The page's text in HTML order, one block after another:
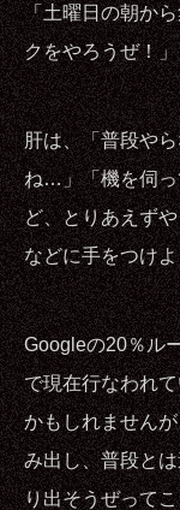
「土曜日の朝か
クをやろうぜ！
肝は、「普段や
ね…」「機を伺っ
ど、とりあえず
などに手をつけ
Googleの20％ル
で現在行なわれ
かもしれません
み出し、普段と
り出そうぜって